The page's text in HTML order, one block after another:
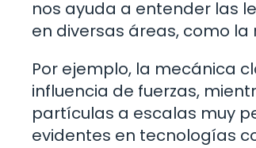
nos ayuda a entender las
en diversas áreas, como
Por ejemplo, la mecánica
influencia de fuerzas,
partículas a escalas muy
evidentes en tecnologías